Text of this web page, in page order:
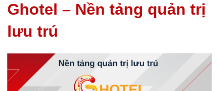
Ghotel – Nền tảng quản trị
lưu trú